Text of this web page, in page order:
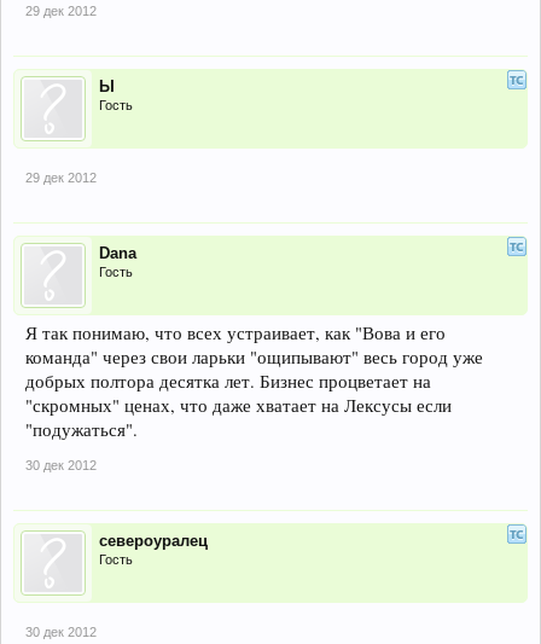
29 дек 2012
Ы
Гость
29 дек 2012
Dana
Гость
Я так понимаю, что всех устраивает, как "Вова и его
команда" через свои ларьки "ощипывают" весь город уже
добрых полтора десятка лет. Бизнес процветает на
"скромных" ценах, что даже хватает на Лексусы если
"подужаться".
30 дек 2012
cевероуралец
Гость
30 дек 2012